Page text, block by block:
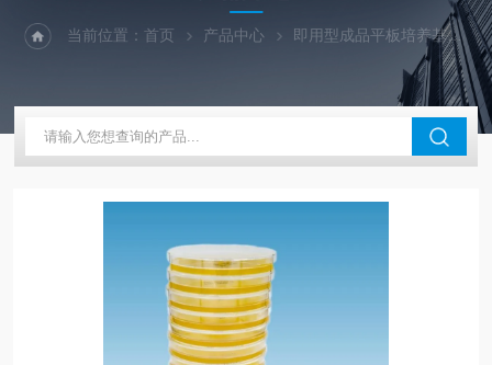
当前位置：首页 产品中心 即用型成品平板培养基